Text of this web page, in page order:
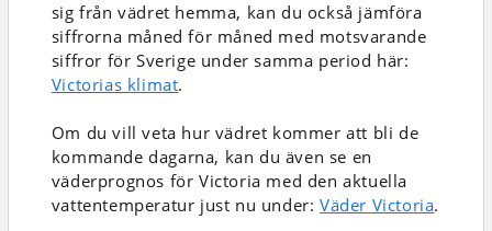
sig från vädret hemma, kan du också jämföra
siffrorna måned för måned med motsvarande
siffror för Sverige under samma period här:
Victorias klimat.
Om du vill veta hur vädret kommer att bli de
kommande dagarna, kan du även se en
väderprognos för Victoria med den aktuella
vattentemperatur just nu under:Väder Victoria.